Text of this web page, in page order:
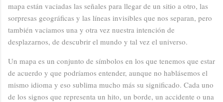
mapa están vaciadas las señales para llegar de un sitio a otro, las
sorpresas geográficas y las líneas invisibles que nos separan, pero
también vaciamos una y otra vez nuestra intención de
desplazarnos, de descubrir el mundo y tal vez el universo.
Un mapa es un conjunto de símbolos en los que tenemos que estar
de acuerdo y que podríamos entender, aunque no hablásemos el
mismo idioma y eso sublima mucho más su significado. Cada uno
de los signos que representa un hito, un borde, un accidente o una